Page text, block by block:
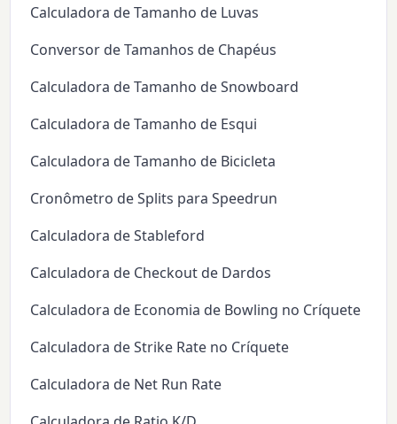
Calculadora de Tamanho de Luvas
Conversor de Tamanhos de Chapéus
Calculadora de Tamanho de Snowboard
Calculadora de Tamanho de Esqui
Calculadora de Tamanho de Bicicleta
Cronômetro de Splits para Speedrun
Calculadora de Stableford
Calculadora de Checkout de Dardos
Calculadora de Economia de Bowling no Críquete
Calculadora de Strike Rate no Críquete
Calculadora de Net Run Rate